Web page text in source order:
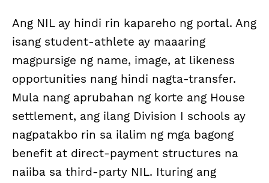
Ang NIL ay hindi rin kapareho ng portal. Ang
isang student-athlete ay maaaring
magpursige ng name, image, at likeness
opportunities nang hindi nagta-transfer.
Mula nang aprubahan ng korte ang House
settlement, ang ilang Division I schools ay
nagpatakbo rin sa ilalim ng mga bagong
benefit at direct-payment structures na
naiiba sa third-party NIL. Ituring ang